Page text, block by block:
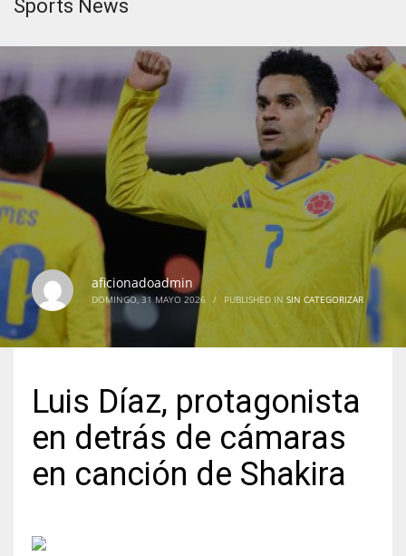
Sports News
aficionadoadmin
DOMINGO, 31 MAYO 2026 / PUBLISHED IN SIN CATEGORIZAR
Luis Díaz, protagonista
en detrás de cámaras
en canción de Shakira